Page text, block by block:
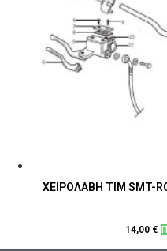
ΧΕΙΡΟΛΑΒΗ ΤΙΜ SMT-
14,00 €